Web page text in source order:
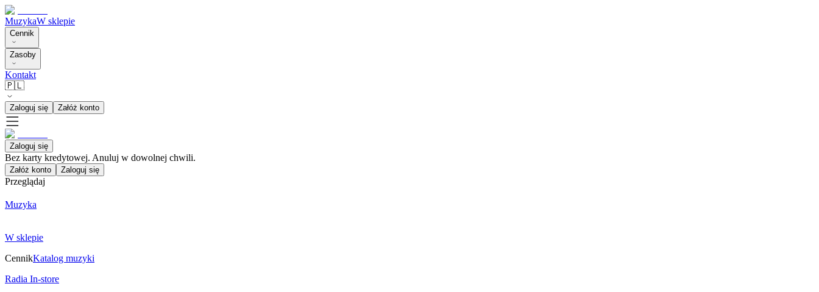
MuzykaW sklepie
Cennik
Zasoby
Kontakt
🇵🇱
Zaloguj się Załóż konto
Zaloguj się
Bez karty kredytowej. Anuluj w dowolnej chwili.
Załóż konto Zaloguj się
Przeglądaj
Muzyka
W sklepie
CennikKatalog muzyki
Radia In-store